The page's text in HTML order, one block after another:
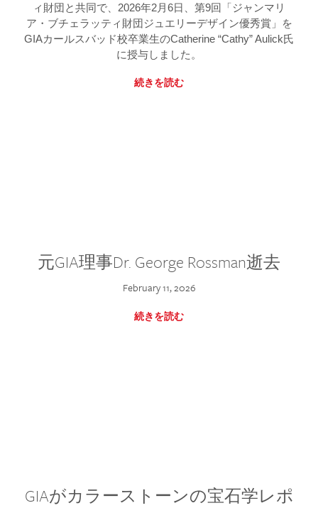
ィ財団と共同で、2026年2月6日、第9回「ジャンマリ
ア・ブチェラッティ財団ジュエリーデザイン優秀賞」を
GIAカールスバッド校卒業生のCatherine “Cathy” Aulick氏
に授与しました。
続きを読む
元GIA理事Dr. George Rossman逝去
February 11, 2026
続きを読む
GIAがカラーストーンの宝石学レポ